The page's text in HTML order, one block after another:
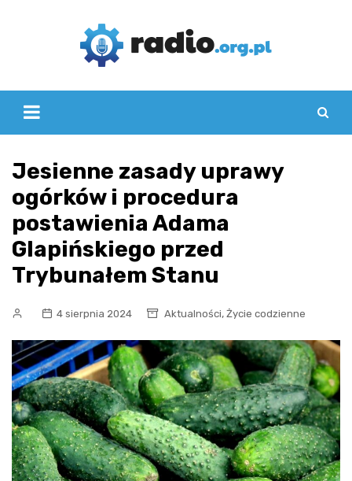
Jesienne zasady uprawy
ogórków i procedura
postawienia Adama
Glapińskiego przed
Trybunałem Stanu
4 sierpnia 2024 Aktualności, Życie codzienne